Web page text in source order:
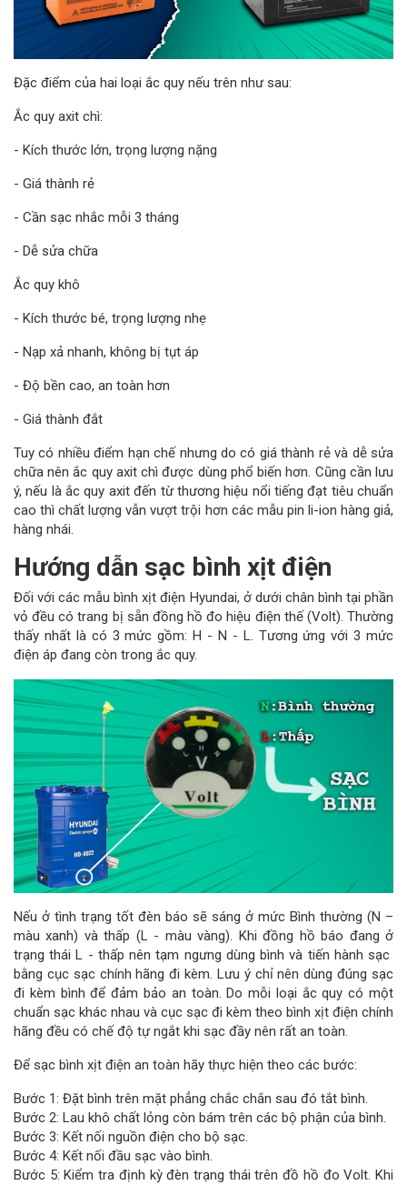
Đặc điểm của hai loại ắc quy nếu trên như sau:
Ắc quy axit chì:
- Kích thước lớn, trọng lượng nặng
- Giá thành rẻ
- Cần sạc nhắc mỗi 3 tháng
- Dễ sửa chữa
Ắc quy khô
- Kích thước bé, trọng lượng nhẹ
- Nạp xả nhanh, không bị tụt áp
- Độ bền cao, an toàn hơn
- Giá thành đắt
Tuy có nhiều điểm hạn chế nhưng do có giá thành rẻ và dễ sửa
chữa nên ắc quy axit chì được dùng phổ biến hơn. Cũng cần lưu
ý, nếu là ắc quy axit đến từ thương hiệu nổi tiếng đạt tiêu chuẩn
cao thì chất lượng vẫn vượt trội hơn các mẫu pin li-ion hàng giả,
hàng nhái.
Hướng dẫn sạc bình xịt điện
Đối với các mẫu bình xịt điện Hyundai, ở dưới chân bình tại phần
vỏ đều có trang bị sẵn đồng hồ đo hiệu điện thế (Volt). Thường
thấy nhất là có 3 mức gồm: H - N - L. Tương ứng với 3 mức
điện áp đang còn trong ắc quy.
Nếu ở tình trạng tốt đèn báo sẽ sáng ở mức Bình thường (N –
màu xanh) và thấp (L - màu vàng). Khi đồng hồ báo đang ở
trạng thái L - thấp nên tạm ngưng dùng bình và tiến hành sạc
bằng cục sạc chính hãng đi kèm. Lưu ý chỉ nên dùng đúng sạc
đi kèm bình để đảm bảo an toàn. Do mỗi loại ắc quy có một
chuẩn sạc khác nhau và cục sạc đi kèm theo bình xịt điện chính
hãng đều có chế độ tự ngắt khi sạc đầy nên rất an toàn.
Để sạc bình xịt điện an toàn hãy thực hiện theo các bước:
Bước 1: Đặt bình trên mặt phẳng chắc chắn sau đó tắt bình.
Bước 2: Lau khô chất lỏng còn bám trên các bộ phận của bình.
Bước 3: Kết nối nguồn điện cho bộ sạc.
Bước 4: Kết nối đầu sạc vào bình.
Bước 5: Kiểm tra định kỳ đèn trạng thái trên đồ hồ đo Volt. Khi